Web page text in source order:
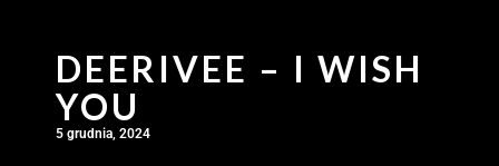
DEERIVEE – I WISH
YOU
5 grudnia, 2024